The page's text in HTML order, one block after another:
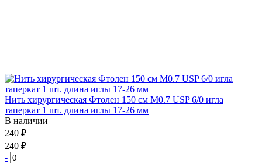
Нить хирургическая Фтолен 150 см М0.7 USP 6/0 игла
таперкат 1 шт. длина иглы 17-26 мм
В наличии
240 ₽
240 ₽
-